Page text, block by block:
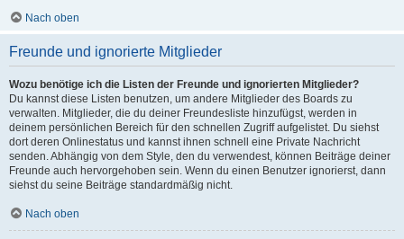
Nach oben
Freunde und ignorierte Mitglieder
Wozu benötige ich die Listen der Freunde und ignorierten Mitglieder?
Du kannst diese Listen benutzen, um andere Mitglieder des Boards zu
verwalten. Mitglieder, die du deiner Freundesliste hinzufügst, werden in
deinem persönlichen Bereich für den schnellen Zugriff aufgelistet. Du siehst
dort deren Onlinestatus und kannst ihnen schnell eine Private Nachricht
senden. Abhängig von dem Style, den du verwendest, können Beiträge deiner
Freunde auch hervorgehoben sein. Wenn du einen Benutzer ignorierst, dann
siehst du seine Beiträge standardmäßig nicht.
Nach oben